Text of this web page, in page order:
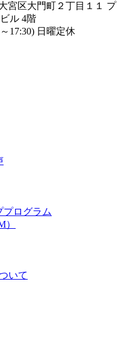
宮区大門町２丁目１１ プ
ル 4階
17:30) 日曜定休
プログラム
いて